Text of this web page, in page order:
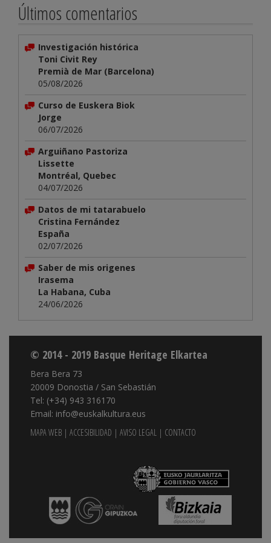
Últimos comentarios
Investigación histórica
Toni Civit Rey
Premià de Mar (Barcelona)
05/08/2026
Curso de Euskera Biok
Jorge
06/07/2026
Arguiñano Pastoriza
Lissette
Montréal, Quebec
04/07/2026
Datos de mi tatarabuelo
Cristina Fernández
España
02/07/2026
Saber de mis origenes
Irasema
La Habana, Cuba
24/06/2026
© 2014 - 2019 Basque Heritage Elkartea
Bera Bera 73
20009 Donostia / San Sebastián
Tel: (+34) 943 316170
Email: info@euskalkultura.eus
MAPA WEB | ACCESIBILIDAD | AVISO LEGAL | CONTACTO